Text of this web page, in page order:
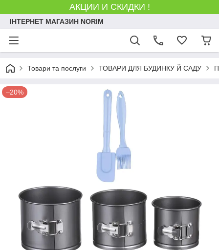
АКЦИИ И СКИДКИ !
ІНТЕРНЕТ МАГАЗИН NORIM
Товари та послуги ТОВАРИ ДЛЯ БУДИНКУ Й САДУ
–20%